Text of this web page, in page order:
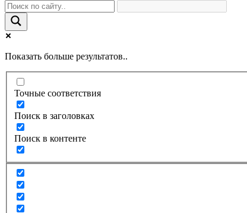
Показать больше результатов..
Точные соответствия
Поиск в заголовках
Поиск в контенте